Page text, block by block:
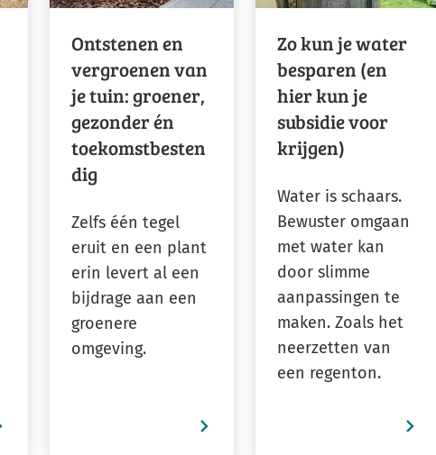
Ontstenen en
vergroenen van
je tuin: groener,
gezonder én
toekomstbesten
dig
Zelfs één tegel
eruit en een plant
erin levert al een
bijdrage aan een
groenere
omgeving.
Zo kun je water
besparen (en
hier kun je
subsidie voor
krijgen)
Water is schaars.
Bewuster omgaan
met water kan
door slimme
aanpassingen te
maken. Zoals het
neerzetten van
een regenton.